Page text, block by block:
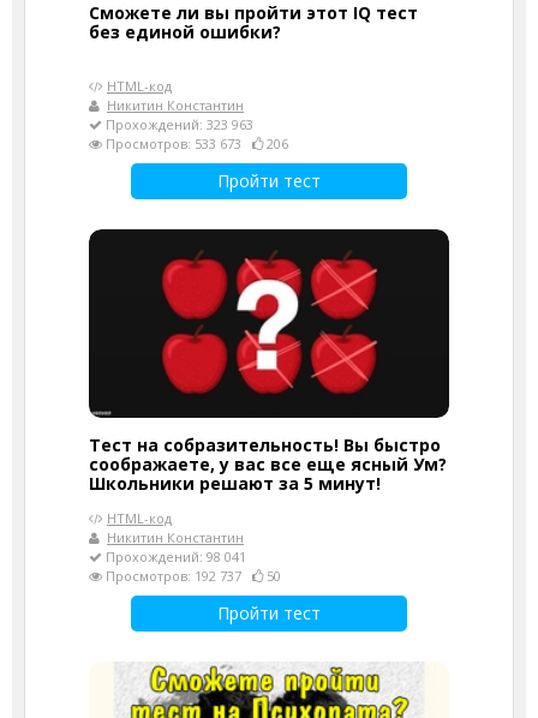
Сможете ли вы пройти этот IQ тест
без единой ошибки?
HTML-код
Никитин Константин
Прохождений: 323 963
Просмотров: 533 673
206
Пройти тест
Тест на собразительность! Вы быстро
соображаете, у вас все еще ясный Ум?
Школьники решают за 5 минут!
HTML-код
Никитин Константин
Прохождений: 98 041
Просмотров: 192 737
50
Пройти тест